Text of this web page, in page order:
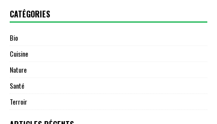
CATÉGORIES
Bio
Cuisine
Nature
Santé
Terroir